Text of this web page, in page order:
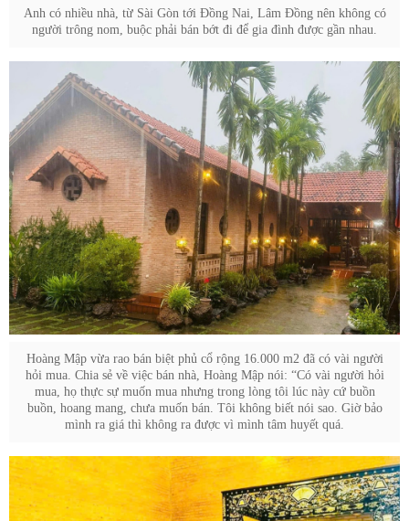
Anh có nhiều nhà, từ Sài Gòn tới Đồng Nai, Lâm Đồng nên không có
người trông nom, buộc phải bán bớt đi để gia đình được gần nhau.
Hoàng Mập vừa rao bán biệt phủ cổ rộng 16.000 m2 đã có vài người
hỏi mua. Chia sẻ về việc bán nhà, Hoàng Mập nói: “Có vài người hỏi
mua, họ thực sự muốn mua nhưng trong lòng tôi lúc này cứ buồn
buồn, hoang mang, chưa muốn bán. Tôi không biết nói sao. Giờ bảo
mình ra giá thì không ra được vì mình tâm huyết quá.